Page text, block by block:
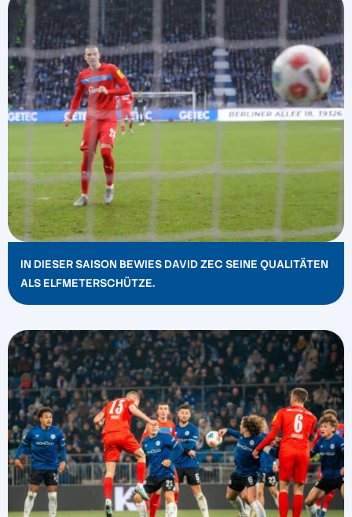
IN DIESER SAISON BEWIES DAVID ZEC SEINE QUALITÄTEN
ALS ELFMETERSCHÜTZE.